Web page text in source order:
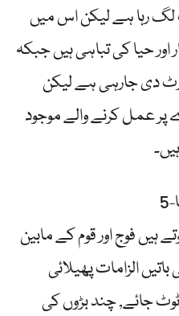
لگ رہا ہے لیکن اس میں
حیا ‏کی تباہی ہیں جبکہ
دی جارہی ہے لیکن
عمل کرنے والے موجود
فوج اور قوم کے مابین
الزامات پھیلائی
جائے, چند بڑوں کی